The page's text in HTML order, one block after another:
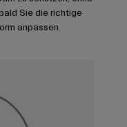
Sie die richtige
anpassen.